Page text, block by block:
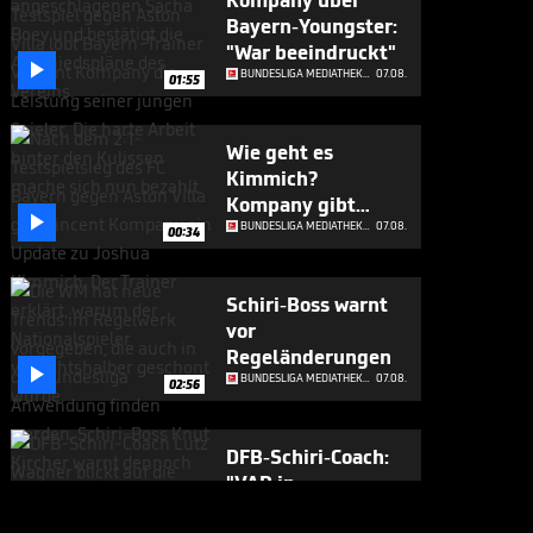
 01:55
Bayern-Youngster:
"War beeindruckt"
BUNDESLIGA MEDIATHEK HIGHLIGHTS 07.08.
 00:34
Wie geht es
Kimmich?
Kompany gibt
Update
BUNDESLIGA MEDIATHEK HIGHLIGHTS 07.08.
 02:56
Schiri-Boss warnt
vor
Regeländerungen
BUNDESLIGA MEDIATHEK HIGHLIGHTS 07.08.
DFB-Schiri-Coach:
"VAR in